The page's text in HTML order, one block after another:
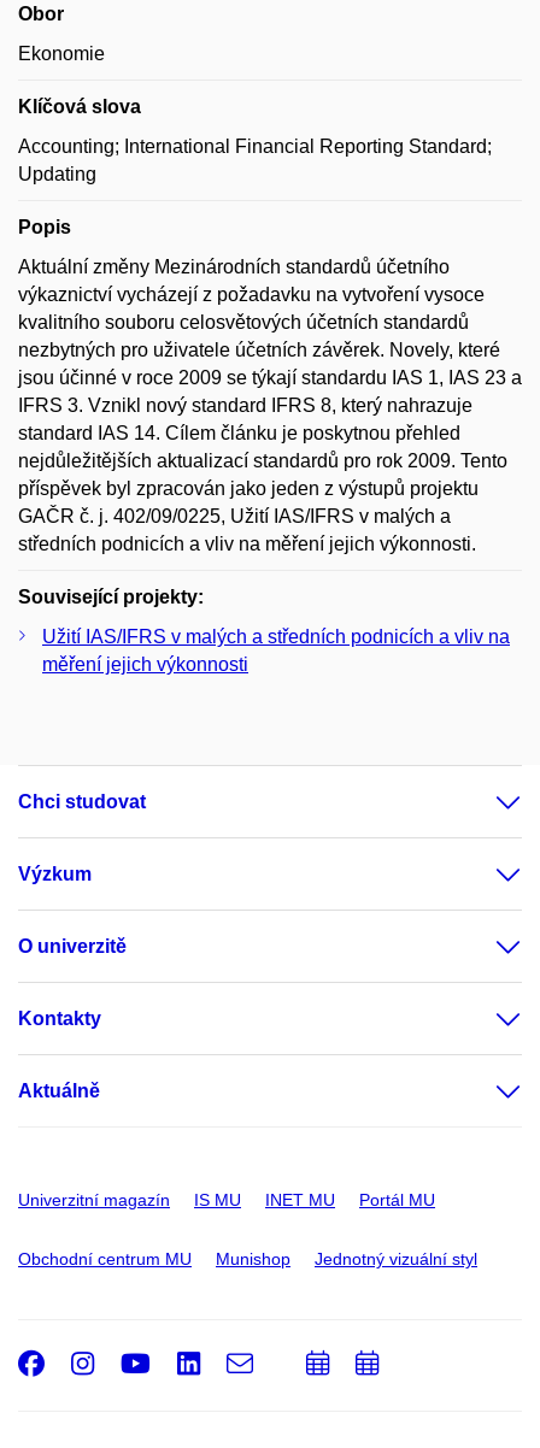
Obor
Ekonomie
Klíčová slova
Accounting; International Financial Reporting Standard;
Updating
Popis
Aktuální změny Mezinárodních standardů účetního
výkaznictví vycházejí z požadavku na vytvoření vysoce
kvalitního souboru celosvětových účetních standardů
nezbytných pro uživatele účetních závěrek. Novely, které
jsou účinné v roce 2009 se týkají standardu IAS 1, IAS 23 a
IFRS 3. Vznikl nový standard IFRS 8, který nahrazuje
standard IAS 14. Cílem článku je poskytnou přehled
nejdůležitějších aktualizací standardů pro rok 2009. Tento
příspěvek byl zpracován jako jeden z výstupů projektu
GAČR č. j. 402/09/0225, Užití IAS/IFRS v malých a
středních podnicích a vliv na měření jejich výkonnosti.
Související projekty:
Užití IAS/IFRS v malých a středních podnicích a vliv na
měření jejich výkonnosti
Chci studovat
Výzkum
O univerzitě
Kontakty
Aktuálně
Univerzitní magazín IS MU INET MU Portál MU
Obchodní centrum MU Munishop Jednotný vizuální styl
Facebook
Instagram
Youtube
LinkedIn
e-
Email
PřidatPřidat